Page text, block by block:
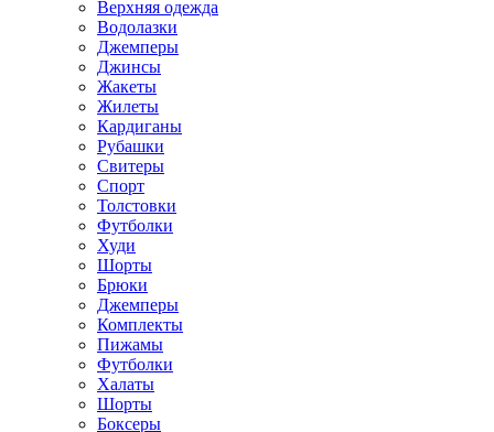
Верхняя одежда
Водолазки
Джемперы
Джинсы
Жакеты
Жилеты
Кардиганы
Рубашки
Свитеры
Спорт
Толстовки
Футболки
Худи
Шорты
Брюки
Джемперы
Комплекты
Пижамы
Футболки
Халаты
Шорты
Боксеры